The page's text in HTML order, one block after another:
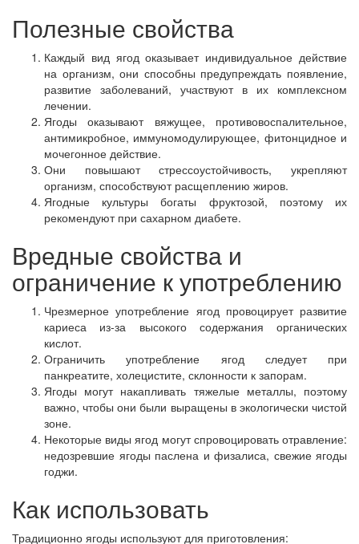
Полезные свойства
Каждый вид ягод оказывает индивидуальное действие
на организм, они способны предупреждать появление,
развитие заболеваний, участвуют в их комплексном
лечении.
Ягоды оказывают вяжущее, противовоспалительное,
антимикробное, иммуномодулирующее, фитонцидное и
мочегонное действие.
Они повышают стрессоустойчивость, укрепляют
организм, способствуют расщеплению жиров.
Ягодные культуры богаты фруктозой, поэтому их
рекомендуют при сахарном диабете.
Вредные свойства и
ограничение к употреблению
Чрезмерное употребление ягод провоцирует развитие
кариеса из-за высокого содержания органических
кислот.
Ограничить употребление ягод следует при
панкреатите, холецистите, склонности к запорам.
Ягоды могут накапливать тяжелые металлы, поэтому
важно, чтобы они были выращены в экологически чистой
зоне.
Некоторые виды ягод могут спровоцировать отравление:
недозревшие ягоды паслена и физалиса, свежие ягоды
годжи.
Как использовать
Традиционно ягоды используют для приготовления: